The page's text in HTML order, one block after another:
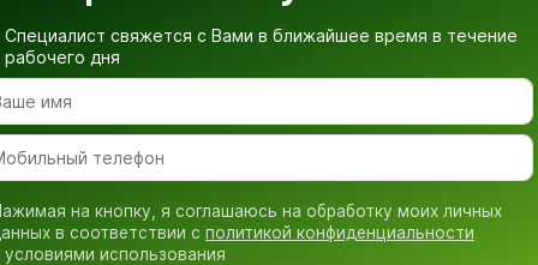
Специалист свяжется с Вами в ближайшее время в течение
рабочего дня
на кнопку, я соглашаюсь на обработку моих личных
в соответствии с политикой конфиденциальности
условиями использования